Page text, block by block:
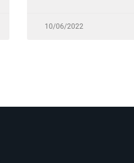
10/06/2022